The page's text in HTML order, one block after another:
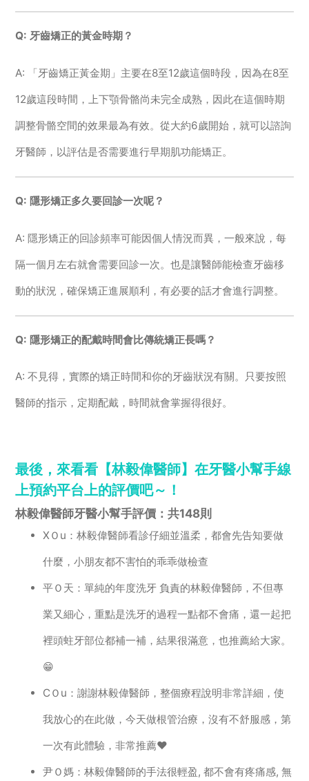
Q: 牙齒矯正的黃金時期？
A: 「牙齒矯正黃金期」主要在8至12歲這個時段，因為在8至
12歲這段時間，上下顎骨骼尚未完全成熟，因此在這個時期
調整骨骼空間的效果最為有效。從大約6歲開始，就可以諮詢
牙醫師，以評估是否需要進行早期肌功能矯正。
Q: 隱形矯正多久要回診一次呢？
A: 隱形矯正的回診頻率可能因個人情況而異，一般來說，每
隔一個月左右就會需要回診一次。也是讓醫師能檢查牙齒移
動的狀況，確保矯正進展順利，有必要的話才會進行調整。
Q: 隱形矯正的配戴時間會比傳統矯正長嗎？
A: 不見得，實際的矯正時間和你的牙齒狀況有關。只要按照
醫師的指示，定期配戴，時間就會掌握得很好。
最後，來看看【林毅偉醫師】在牙醫小幫手線
上預約平台上的評價吧～！
林毅偉醫師牙醫小幫手評價：共148則
XＯu：林毅偉醫師看診仔細並溫柔，都會先告知要做
什麼，小朋友都不害怕的乖乖做檢查
平Ｏ天：單純的年度洗牙 負責的林毅偉醫師，不但專
業又細心，重點是洗牙的過程一點都不會痛，還一起把
裡頭蛀牙部位都補一補，結果很滿意，也推薦給大家。
😁
CＯu：謝謝林毅偉醫師，整個療程說明非常詳細，使
我放心的在此做，今天做根管治療，沒有不舒服感，第
一次有此體驗，非常推薦❤️
尹Ｏ媽：林毅偉醫師的手法很輕盈, 都不會有疼痛感, 無